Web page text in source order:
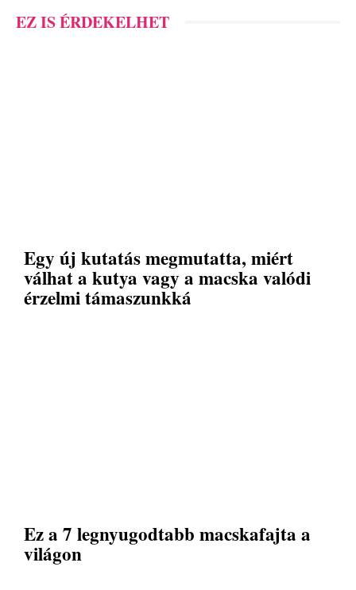
EZ IS ÉRDEKELHET
Egy új kutatás megmutatta, miért
válhat a kutya vagy a macska valódi
érzelmi támaszunkká
Ez a 7 legnyugodtabb macskafajta a
világon